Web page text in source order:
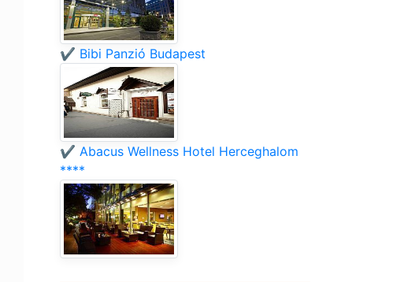
✔️ Bibi Panzió Budapest
✔️ Abacus Wellness Hotel Herceghalom
****